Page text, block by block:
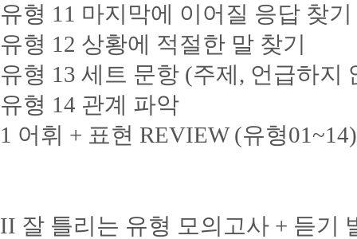
유형 11 마지막에 이어질 응답 찾
유형 12 상황에 적절한 말 찾기
유형 13 세트 문항 (주제, 언급하지
유형 14 관계 파악
1 어휘 + 표현 REVIEW (유형01~14)
II 잘 틀리는 유형 모의고사 + 듣기